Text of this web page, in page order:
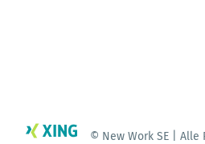
© New Work SE | Alle